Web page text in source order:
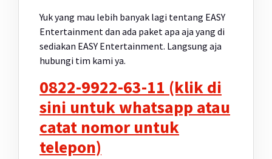
Yuk yang mau lebih banyak lagi tentang EASY
Entertainment dan ada paket apa aja yang di
sediakan EASY Entertainment. Langsung aja
hubungi tim kami ya.
0822-9922-63-11 (klik di
sini untuk whatsapp atau
catat nomor untuk
telepon)